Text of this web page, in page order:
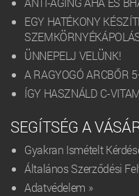
EGY HATÉKONY
ÜNNEPELJ VELÜNK!
A RAGYOGÓ ARCBŐR
ÍGY HASZNÁLD C-
SEGÍTSÉG A
Gyakran Ismételt
Általános Szerződési
Adatvédelem »